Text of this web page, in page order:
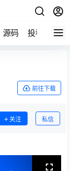
源码 投稿 关于
前往下载
关注 私信